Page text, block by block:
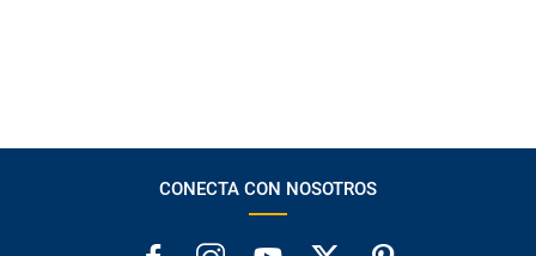
CONECTA CON NOSOTROS